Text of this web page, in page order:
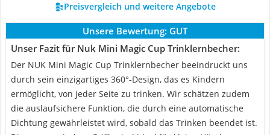
Preisvergleich und weitere Angebote
Unsere Bewertung: GUT
Unser Fazit für Nuk Mini Magic Cup Trinklernbecher:
Der NUK Mini Magic Cup Trinklernbecher beeindruckt uns
durch sein einzigartiges 360°-Design, das es Kindern
ermöglicht, von jeder Seite zu trinken. Wir schätzen zudem
die auslaufsichere Funktion, die durch eine automatische
Dichtung gewährleistet wird, sobald das Trinken beendet ist.